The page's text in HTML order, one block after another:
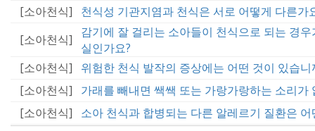
[소아천식]
천식성 기관지염과 천식은 서로 어떻게 다른가
[소아천식]
감기에 잘 걸리는 소아들이 천식으로 되는 경
실인가요?
[소아천식]
위험한 천식 발작의 증상에는 어떤 것이 있습니
[소아천식]
가래를 빼내면 쌕쌕 또는 가랑가랑하는 소리가
[소아천식]
소아 천식과 합병되는 다른 알레르기 질환은